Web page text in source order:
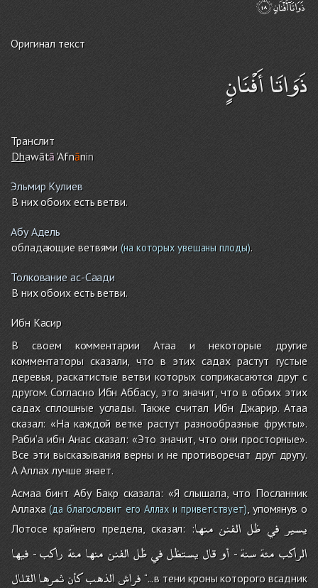
Оригинал текст
ذَوَاتَا أَفْنَانٍ
Транслит
Dhawātā 'Afnānin
Эльмир Кулиев
В них обоих есть ветви.
Абу Адель
обладающие ветвями (на которых увешаны плоды).
Толкование ас-Саади
В них обоих есть ветви.
Ибн Касир
В своем комментарии Атаа и некоторые другие
комментаторы сказали, что в этих садах растут густые
деревья, раскатистые ветви которых соприкасаются друг с
другом. Согласно Ибн Аббасу, это значит, что в обоих этих
садах сплошные услады. Также считал Ибн Джарир. Атаа
сказал: «На каждой ветке растут разнообразные фрукты».
Раби’а ибн Анас сказал: «Это значит, что они просторные».
Все эти высказывания верны и не противоречат друг другу.
А Аллах лучше знает.
Асмаа бинт Абу Бакр сказала: «Я слышала, что Посланник
Аллаха(да благословит его Аллах и приветствует), упомянув о
Лотосе крайнего предела, сказал: :
يسير في ظل الفنن منها
الراكبمئةسنة -أوقاليستظلفيظلالفننمنهامئةراكب -فيها
فراشالذهبكأنثمرهاالقلال
‘‘...в тени кроны которого всадник